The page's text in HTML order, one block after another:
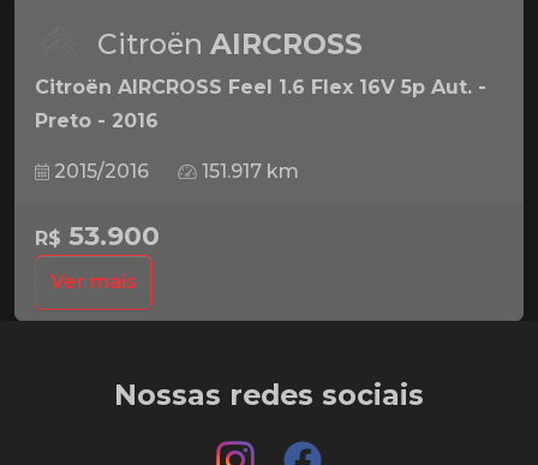
Citroën AIRCROSS
Citroën AIRCROSS Feel 1.6 Flex 16V 5p Aut. -
Preto - 2016
2015/2016 151.917 km
R$ 53.900
Ver mais
Nossas redes sociais